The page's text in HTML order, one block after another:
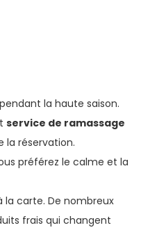
la haute saison.
service de ramassage
la réservation.
préférez le calme et la
la carte. De nombreux
frais qui changent